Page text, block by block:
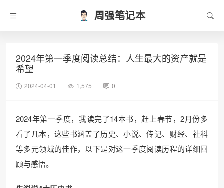
周强笔记本
2024年第一季度阅读总结：人生最大的资产就是
希望
2024-04-01 1,575 0
2024年第一季度，我读完了14本书，赶上春节，2月份多
看了几本，这些书涵盖了历史、小说、传记、财经、社科
等多元领域的佳作，以下是对这一季度阅读历程的详细回
顾与感悟。